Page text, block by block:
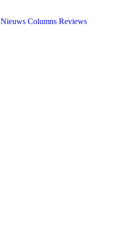
Nieuws Columns Reviews